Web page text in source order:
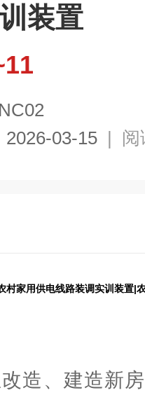
装置
2026-03-15 | 阅
村家用供电线路装调实训装置|
造、建造新